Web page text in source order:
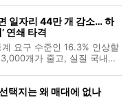
격이 반등한 수준이 아니다.
데
일자리 44만 개 감소… 하
연쇄 타격
요구 수준인 16.3% 인상할
개가 줄고, 실질 국내총
0.3%(약 4,000억 원) 축소될
택지는 왜 매대에 없나